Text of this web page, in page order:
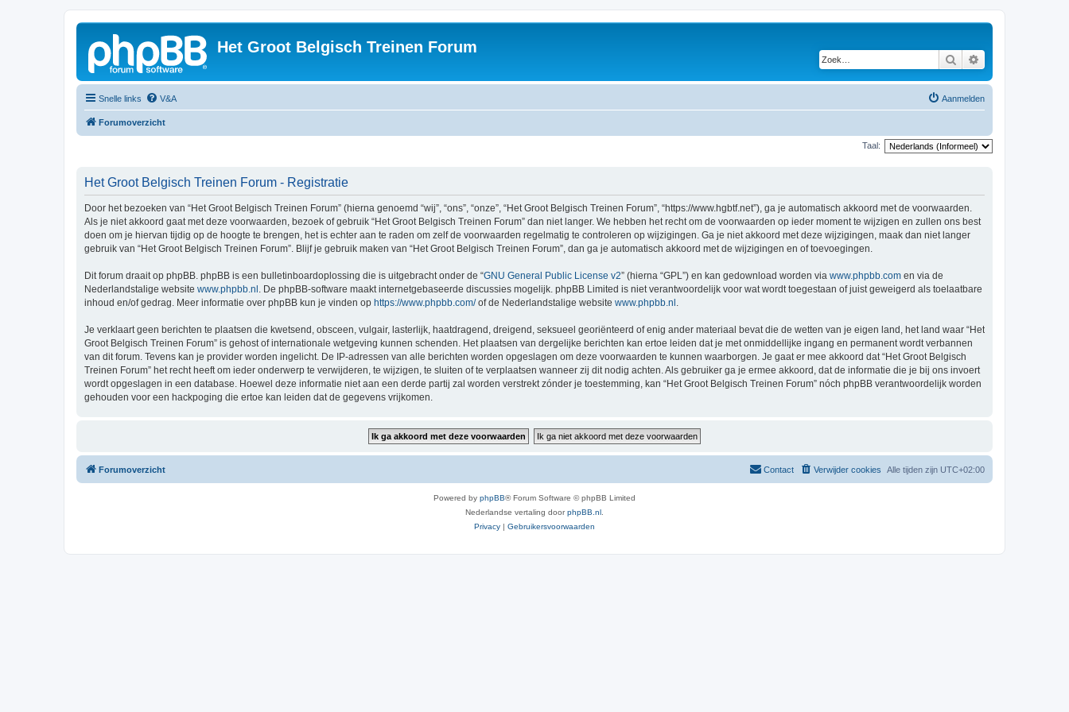
Het Groot Belgisch Treinen Forum
Zoek
Snelle links V&A Aanmelden
Forumoverzicht
Taal:
Het Groot Belgisch Treinen Forum - Registratie
Door het bezoeken van “Het Groot Belgisch Treinen Forum” (hierna genoemd “wij”, “ons”, “onze”, “Het Groot Belgisch Treinen Forum”, “https://www.hgbtf.net”), ga je automatisch akkoord met de voorwaarden.
Als je niet akkoord gaat met deze voorwaarden, bezoek of gebruik “Het Groot Belgisch Treinen Forum” dan niet langer. We hebben het recht om de voorwaarden op ieder moment te wijzigen en zullen ons best
doen om je hiervan tijdig op de hoogte te brengen, het is echter aan te raden om zelf de voorwaarden regelmatig te controleren op wijzigingen. Ga je niet akkoord met deze wijzigingen, maak dan niet langer
gebruik van “Het Groot Belgisch Treinen Forum”. Blijf je gebruik maken van “Het Groot Belgisch Treinen Forum”, dan ga je automatisch akkoord met de wijzigingen en of toevoegingen.
Dit forum draait op phpBB. phpBB is een bulletinboardoplossing die is uitgebracht onder de “GNU General Public License v2” (hierna “GPL”) en kan gedownload worden via www.phpbb.com en via de
Nederlandstalige website www.phpbb.nl . De phpBB-software maakt internetgebaseerde discussies mogelijk. phpBB Limited is niet verantwoordelijk voor wat wordt toegestaan of juist geweigerd als toelaatbare
inhoud en/of gedrag. Meer informatie over phpBB kun je vinden op https://www.phpbb.com/of de Nederlandstalige website www.phpbb.nl
Je verklaart geen berichten te plaatsen die kwetsend, obsceen, vulgair, lasterlijk, haatdragend, dreigend, seksueel georiënteerd of enig ander materiaal bevat die de wetten van je eigen land, het land waar “Het
Groot Belgisch Treinen Forum” is gehost of internationale wetgeving kunnen schenden. Het plaatsen van dergelijke berichten kan ertoe leiden dat je met onmiddellijke ingang en permanent wordt verbannen
van dit forum. Tevens kan je provider worden ingelicht. De IP-adressen van alle berichten worden opgeslagen om deze voorwaarden te kunnen waarborgen. Je gaat er mee akkoord dat “Het Groot Belgisch
Treinen Forum” het recht heeft om ieder onderwerp te verwijderen, te wijzigen, te sluiten of te verplaatsen wanneer zij dit nodig achten. Als gebruiker ga je ermee akkoord, dat de informatie die je bij ons invoert
wordt opgeslagen in een database. Hoewel deze informatie niet aan een derde partij zal worden verstrekt zónder je toestemming, kan “Het Groot Belgisch Treinen Forum” nóch phpBB verantwoordelijk worden
gehouden voor een hackpoging die ertoe kan leiden dat de gegevens vrijkomen.
Forumoverzicht Alle tijden zijn UTC+02:00
Verwijder cookies
Contact
Powered by phpBB® Forum Software © phpBB Limited
Nederlandse vertaling doorphpBB.nl
Privacy | Gebruikersvoorwaarden